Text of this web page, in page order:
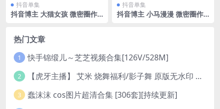
抖音单集
抖音博主 大猫女孩 微密圈作
抖音单集
抖音博主 小马漫漫 微密圈作
热门文章
1 快手锦缎儿～芝芝视频合集[126V/528M]
2 【虎牙主播】 艾米 烧舞福利/影子舞 原版无水印 （1v/130m）
3 蠢沫沫 cos图片超清合集 [306套][持续更新]